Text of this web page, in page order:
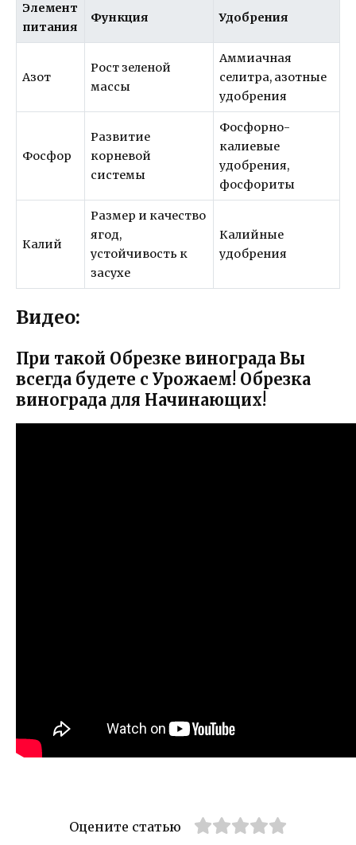
Элемент
питания
Функция Удобрения
Азот
Рост зеленой
массы
Аммиачная
селитра, азотные
удобрения
Фосфор
Развитие
корневой
системы
Фосфорно-
калиевые
удобрения,
фосфориты
Калий
Размер и качество
ягод,
устойчивость к
засухе
Калийные
удобрения
Видео:
При такой Обрезке винограда Вы
всегда будете с Урожаем! Обрезка
винограда для Начинающих!
Оцените статью